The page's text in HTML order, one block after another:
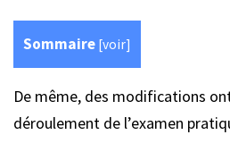
Sommaire [voir]
De même, des modifications
déroulement de l’examen